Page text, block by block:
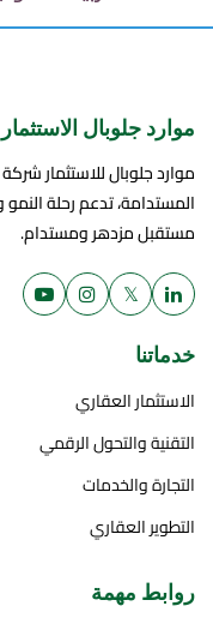
موارد جلوبال الاستثمار
موارد جلوبال للاستثمار
المستدامة، تدعم رحلة النمو
مستقبل مزدهر ومستدام.
𝕏
خدماتنا
الاستثمار العقاري
التقنية والتحول الرقمي
التجارة والخدمات
التطوير العقاري
روابط مهمة